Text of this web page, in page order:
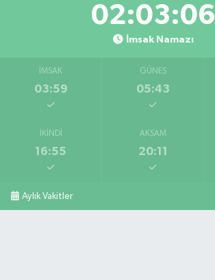
02:03:05
İmsak Namazı
İMSAK
03:59
GÜNEŞ
05:43
İKINDI
16:55
AKŞAM
20:11
Aylık Vakitler